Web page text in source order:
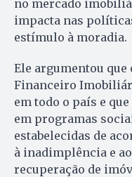
no mercado
impacta nas
estímulo à moradia.
Ele argumentou que
Financeiro
em todo o país e
em programas
estabelecidas de
à inadimplência e
recuperação de